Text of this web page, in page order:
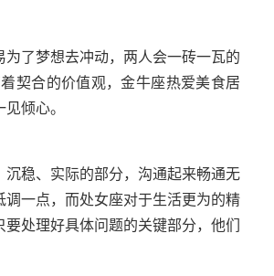
了梦想去冲动，两人会一砖一瓦的
契合的价值观，金牛座热爱美食居
倾心。
稳、实际的部分，沟通起来畅通无
一点，而处女座对于生活更为的精
处理好具体问题的关键部分，他们